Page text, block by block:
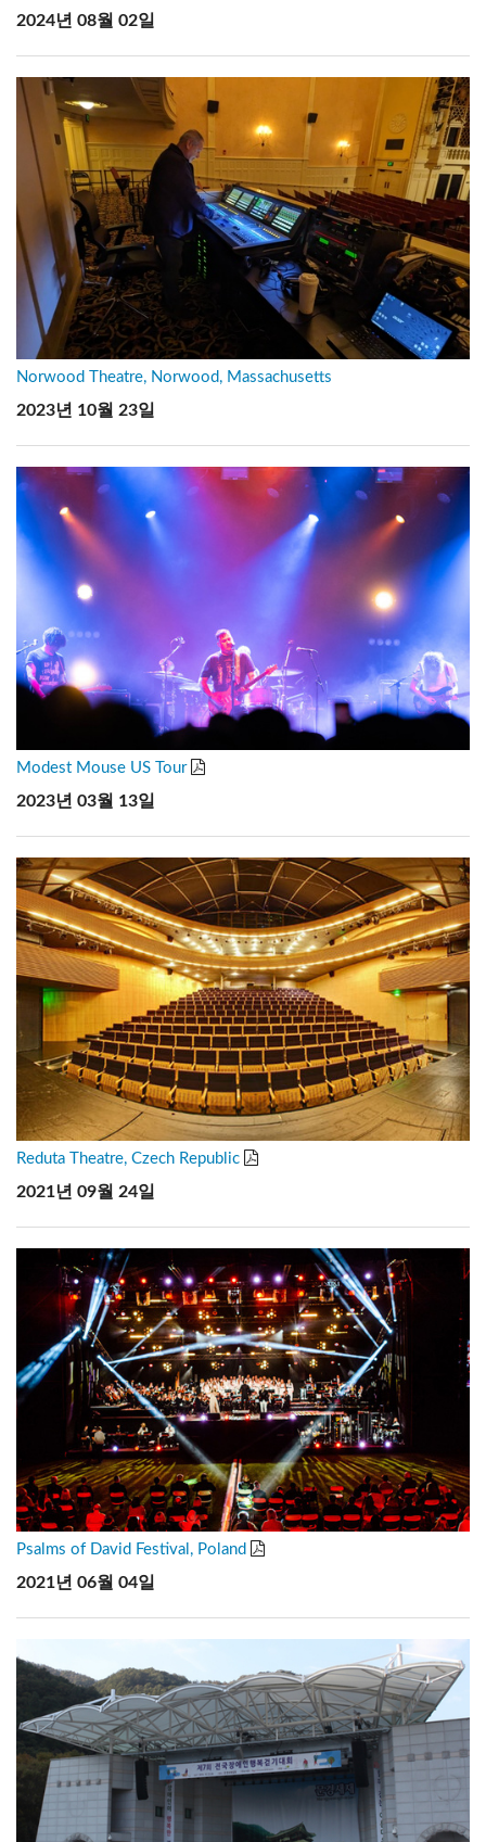
2024년 08월 02일
Norwood Theatre, Norwood, Massachusetts
2023년 10월 23일
Modest Mouse US Tour
2023년 03월 13일
Reduta Theatre, Czech Republic
2021년 09월 24일
Psalms of David Festival, Poland
2021년 06월 04일